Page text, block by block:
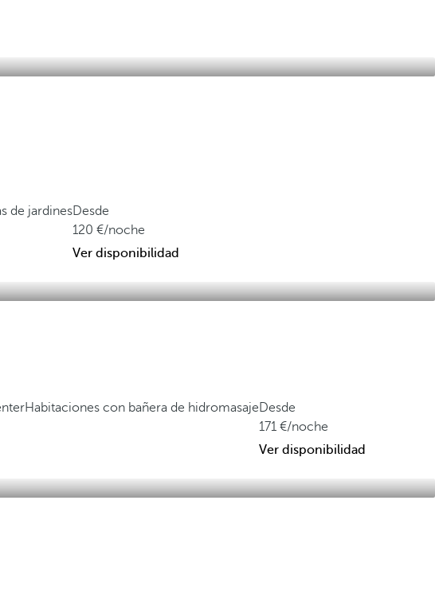
de jardinesDesde
120
/noche
Ver disponibilidad
Habitaciones con bañera de hidromasajeDesde
171
/noche
Ver disponibilidad